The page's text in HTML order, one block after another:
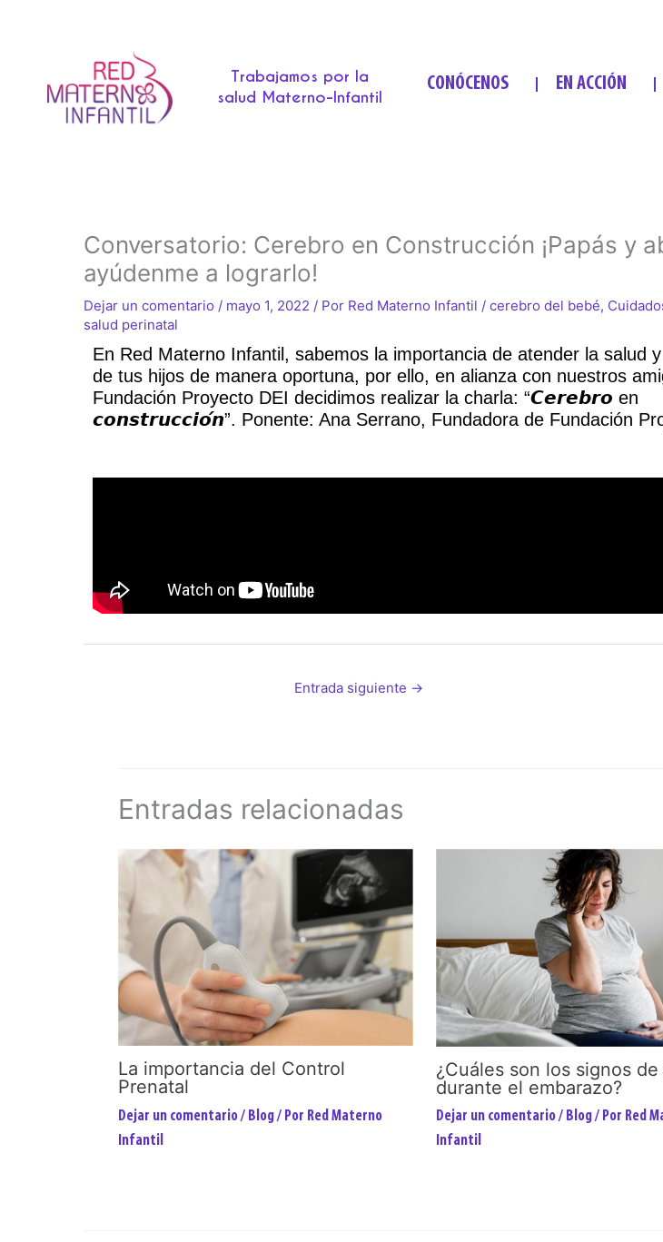
Trabajamos por la
salud Materno-Infantil
CONÓCENOS EN ACCIÓN
Conversatorio: Cerebro en Construcción ¡Papás y
ayúdenme a lograrlo!
Dejar un comentario / mayo 1, 2022 / Por Red Materno Infantil / cerebro del bebé,
salud perinatal
En Red Materno Infantil, sabemos la importancia de atender la salud
de tus hijos de manera oportuna, por ello, en alianza con nuestros
Fundación Proyecto DEI decidimos realizar la charla: “𝘾𝙚𝙧𝙚𝙗𝙧𝙤 en
𝙘𝙤𝙣𝙨𝙩𝙧𝙪𝙘𝙘𝙞𝙤́𝙣”. Ponente: Ana Serrano, Fundadora de Fundación
Entrada siguiente →
Entradas relacionadas
La importancia del Control
Prenatal
Dejar un comentario / Blog/ Por Red Materno
Infantil
¿Cuáles son los signos de
durante el embarazo?
Dejar un comentario/ Blog/ Por Red
Infantil